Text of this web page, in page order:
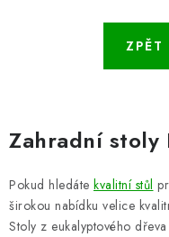
GRILY
VÝPRODEJ
NOVINKY
ZPĚT
Zahradní stoly
Pokud hledáte kvalitní stůl
širokou nabídku velice
Stoly z eukalyptového